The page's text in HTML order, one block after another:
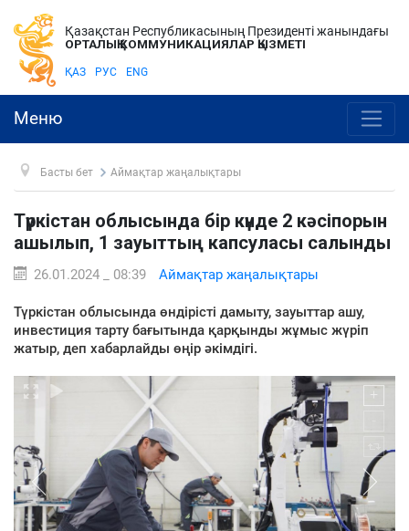
Қазақстан Республикасының Президенті жанындағы
ОРТАЛЫҚ КОММУНИКАЦИЯЛАР ҚЫЗМЕТІ
ҚАЗ РУС ENG
Меню
Басты бет Аймақтар жаңалықтары
Түркістан облысында бір күнде 2 кәсіпорын
ашылып, 1 зауыттың капсуласы салынды
26.01.2024 _ 08:39 Аймақтар жаңалықтары
Түркістан облысында өндірісті дамыту, зауыттар ашу,
инвестиция тарту бағытында қарқынды жұмыс жүріп
жатыр, деп хабарлайды өңір әкімдігі.